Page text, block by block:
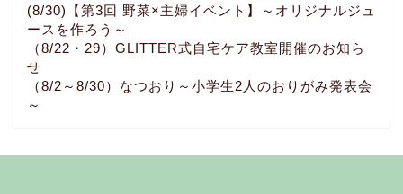
(8/30)【第3回 野菜×主婦イベント】～オリジナルジュ
ースを作ろう～
（8/22・29）GLITTER式自宅ケア教室開催のお知ら
せ
（8/2～8/30）なつおり～小学生2人のおりがみ発表会
～